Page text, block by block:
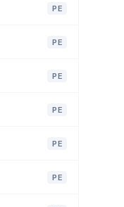
PE
PE
PE
PE
PE
PE